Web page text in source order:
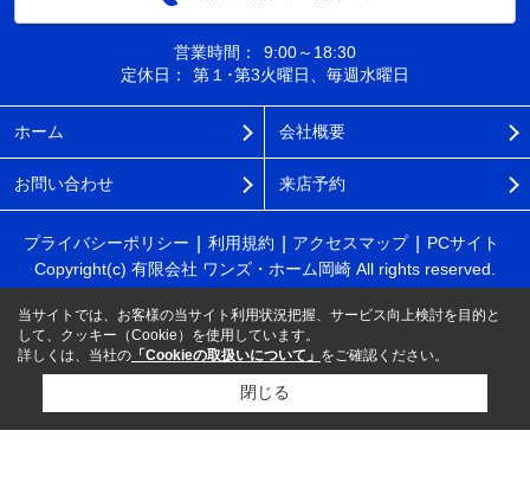
営業時間：
9:00～18:30
定休日：
第１･第3火曜日、毎週水曜日
ホーム 会社概要
お問い合わせ 来店予約
プライバシーポリシー 利用規約 アクセスマップ
PCサイト
Copyright(c) 有限会社 ワンズ・ホーム岡崎 All rights reserved.
当サイトでは、お客様の当サイト利用状況把握、サービス向上検討を目的と
して、クッキー（Cookie）を使用しています。
詳しくは、当社の 「Cookieの取扱いについて」 をご確認ください。
閉じる